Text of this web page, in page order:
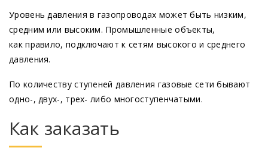
Уровень давления в газопроводах может быть низким,
средним или высоким. Промышленные объекты,
как правило, подключают к сетям высокого и среднего
давления.
По количеству ступеней давления газовые сети бывают
одно-, двух-, трех- либо многоступенчатыми.
Как заказать